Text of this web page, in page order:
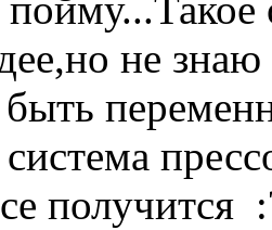
не
система
получится